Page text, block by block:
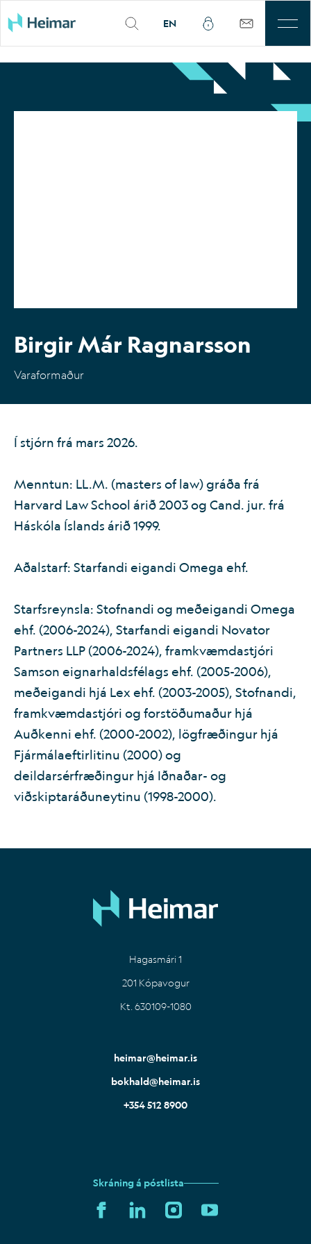
EN
Þjónusta
IS EN
Birgir Már Ragnarsson
Varaformaður
Í stjórn frá mars 2026.
Menntun: LL.M. (masters of law) gráða frá
Harvard Law School árið 2003 og Cand. jur. frá
Háskóla Íslands árið 1999.
Aðalstarf: Starfandi eigandi Omega ehf.
Starfsreynsla: Stofnandi og meðeigandi Omega
ehf. (2006-2024), Starfandi eigandi Novator
Partners LLP (2006-2024), framkvæmdastjóri
Samson eignarhaldsfélags ehf. (2005-2006),
meðeigandi hjá Lex ehf. (2003-2005), Stofnandi,
framkvæmdastjóri og forstöðumaður hjá
Auðkenni ehf. (2000-2002), lögfræðingur hjá
Fjármálaeftirlitinu (2000) og
deildarsérfræðingur hjá Iðnaðar- og
viðskiptaráðuneytinu (1998-2000).
Hagasmári 1
201 Kópavogur
Kt. 630109-1080
heimar@heimar.is
bokhald@heimar.is
+354 512 8900
Skráning á póstlista